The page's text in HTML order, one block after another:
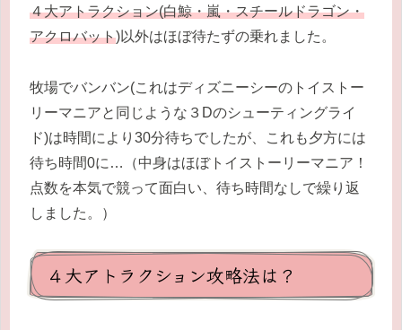
４大アトラクション(白鯨・嵐・スチールドラゴン・
アクロバット)以外はほぼ待たずの乗れました。
牧場でバンバン(これはディズニーシーのトイストー
リーマニアと同じような３Dのシューティングライ
ド)は時間により30分待ちでしたが、これも夕方には
待ち時間0に…（中身はほぼトイストーリーマニア！
点数を本気で競って面白い、待ち時間なしで繰り返
しました。）
４大アトラクション攻略法は？